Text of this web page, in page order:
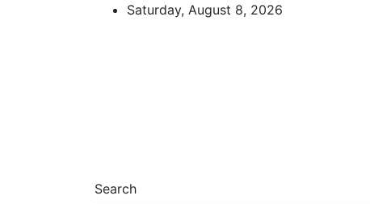
Saturday, August 8, 2026
d7-news.com
News
Search